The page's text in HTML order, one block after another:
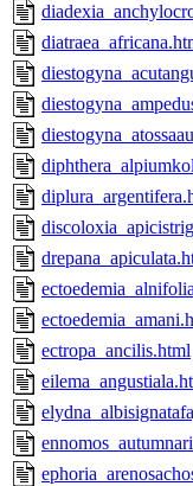
ectropa_ancilis.html